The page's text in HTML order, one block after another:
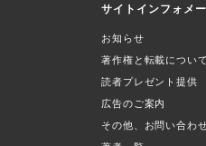
サイトインフォメ
お知らせ
著作権と転載について
読者プレゼント提供
広告のご案内
その他、お問い合わ